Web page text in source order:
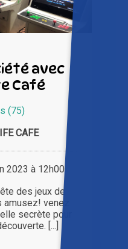
avec
Café
(75)
CAFE
2023 à 12h00
des jeux de
venez
secrète pour
[...]